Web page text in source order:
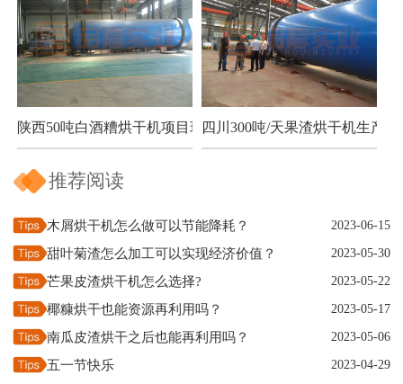
陕西50吨白酒糟烘干机项目现场四川300吨/天果渣烘干机生产现
推荐阅读
木屑烘干机怎么做可以节能降耗？ 2023-06-15
甜叶菊渣怎么加工可以实现经济价值？ 2023-05-30
芒果皮渣烘干机怎么选择? 2023-05-22
椰糠烘干也能资源再利用吗？ 2023-05-17
南瓜皮渣烘干之后也能再利用吗？ 2023-05-06
五一节快乐 2023-04-29